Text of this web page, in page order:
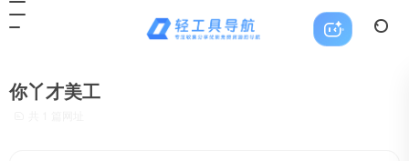
你丫才美工